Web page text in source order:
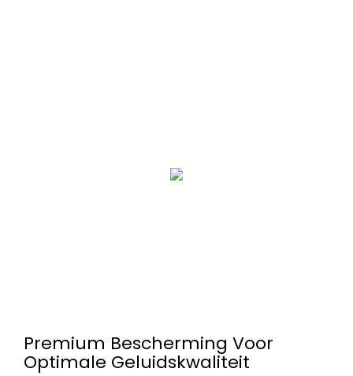
Premium Bescherming Voor
Optimale Geluidskwaliteit